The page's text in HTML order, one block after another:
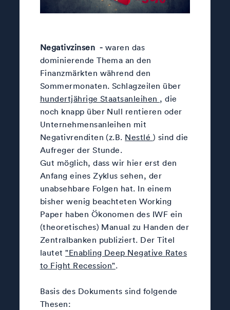
Negativzinsen - waren das
dominierende Thema an den
Finanzmärkten während den
Sommermonaten. Schlagzeilen über
hundertjährige Staatsanleihen , die
noch knapp über Null rentieren oder
Unternehmensanleihen mit
Negativrenditen (z.B. Nestlé ) sind die
Aufreger der Stunde.
Gut möglich, dass wir hier erst den
Anfang eines Zyklus sehen, der
unabsehbare Folgen hat. In einem
bisher wenig beachteten Working
Paper haben Ökonomen des IWF ein
(theoretisches) Manual zu Handen der
Zentralbanken publiziert. Der Titel
lautet"Enabling Deep Negative Rates
to Fight Recession".
Basis des Dokuments sind folgende
Thesen: